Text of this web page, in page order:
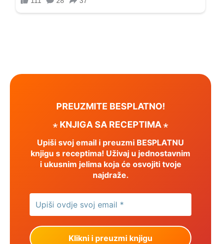
PREUZMITE BESPLATNO!
⋆ KNJIGA SA RECEPTIMA ⋆
Upiši svoj email i preuzmi BESPLATNU
knjigu s receptima! Uživaj u jednostavnim
i ukusnim jelima koja će osvojiti tvoje
najdraže.